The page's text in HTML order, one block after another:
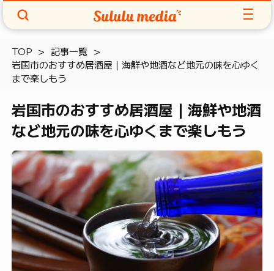
TOP
記事一覧
岩国市のおすすめ居酒屋｜海鮮や地酒など地元の味を心ゆく
まで楽しもう
岩国市のおすすめ居酒屋｜海鮮や地酒
など地元の味を心ゆくまで楽しもう